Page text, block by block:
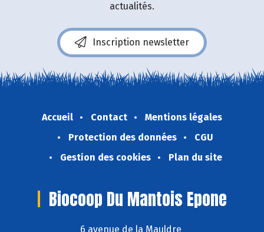
actualités.
Inscription newsletter
Accueil Contact
Mentions légales
Protection des données
CGU
Gestion des cookies
Plan du site
Biocoop Du Mantois Epone
6 avenue de la Mauldre